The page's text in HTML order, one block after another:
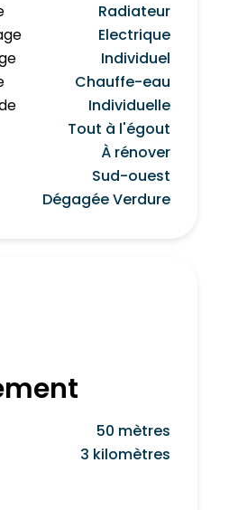
Radiateur
Electrique
Individuel
Chauffe-eau
Individuelle
Tout à l'égout
À rénover
Sud-ouest
Dégagée Verdure
50 mètres
3 kilomètres